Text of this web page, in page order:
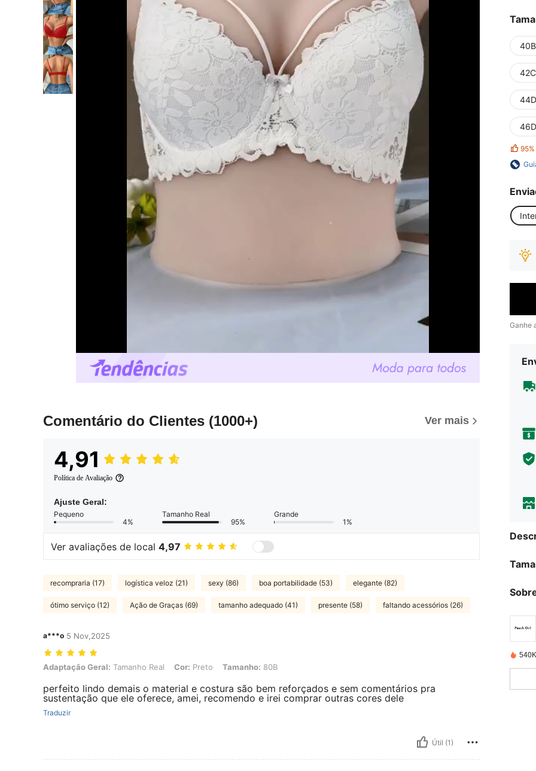
Comentário do Clientes (1000+) Ver mais
4,91
Política de Avaliação
Ajuste Geral:
Pequeno
4%
Tamanho Real
95%
Grande
1%
Ver avaliações de local 4,97
recompraria (17) logística veloz (21) sexy (86) boa portabilidade (53) elegante (82)
ótimo serviço (12) Ação de Graças (69) tamanho adequado (41) presente (58) faltando acessórios (26)
a***o 5 Nov,2025
Adaptação Geral: Tamanho Real, Cor: Preto, Tamanho: 80B
Adaptação Geral: Tamanho Real Cor: Preto Tamanho: 80B
perfeito lindo demais o material e costura são bem reforçados e sem comentários pra
sustentação que ele oferece, amei, recomendo e irei comprar outras cores dele
Traduzir
Útil (1)
95%
Ganhe